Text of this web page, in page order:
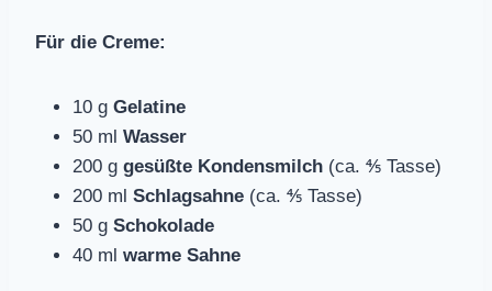
Für die Creme:
10 g Gelatine
50 ml Wasser
200 g gesüßte Kondensmilch (ca. ⅘ Tasse)
200 ml Schlagsahne (ca. ⅘ Tasse)
50 g Schokolade
40 ml warme Sahne